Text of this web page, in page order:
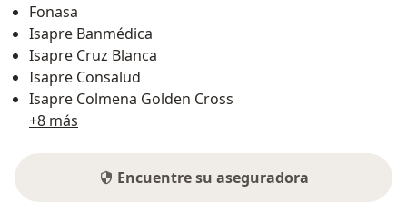
Fonasa
Isapre Banmédica
Isapre Cruz Blanca
Isapre Consalud
Isapre Colmena Golden Cross
+8 más
Encuentre su aseguradora